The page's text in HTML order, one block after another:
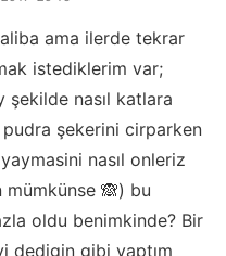
ama ilerde tekrar
istediklerim var;
nasıl katlara
şekerini cirparken
nasıl onleriz
mümkünse 🙈) bu
oldu benimkinde? Bir
dedigin gibi yaptım